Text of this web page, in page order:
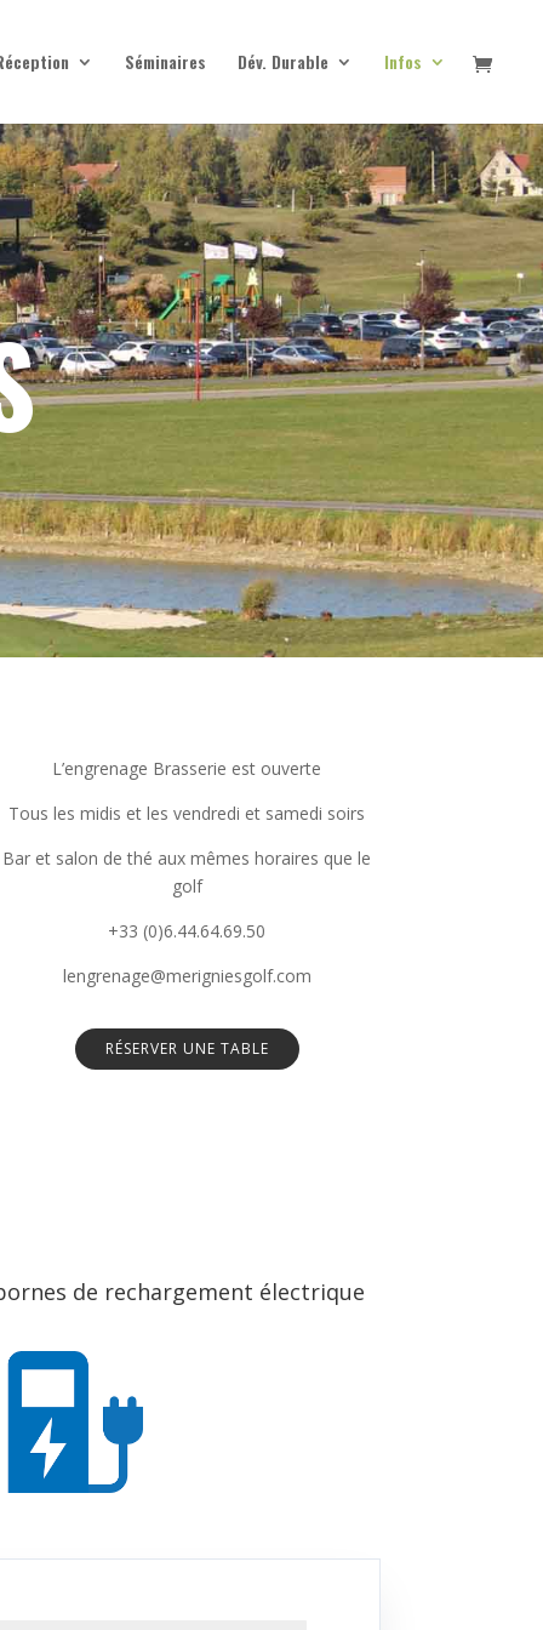
Séminaires Dév. Durable Infos
L’engrenage Brasserie est ouverte
Tous les midis et les vendredi et samedi soirs
Bar et salon de thé aux mêmes horaires que le
golf
+33 (0)6.44.64.69.50
lengrenage@merigniesgolf.com
RÉSERVER UNE TABLE
de rechargement électrique